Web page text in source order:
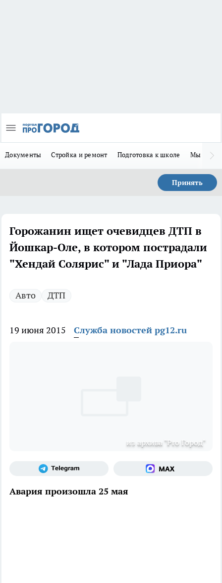
Документы Стройка и ремонт Подготовка к школе Мы в MAX
Принять
Горожанин ищет очевидцев ДТП в
Йошкар-Оле, в котором пострадали
"Хендай Солярис" и "Лада Приора"
Авто ДТП
19 июня 2015 Служба новостей pg12.ru
из архива "Pro Город"
Авария произошла 25 мая